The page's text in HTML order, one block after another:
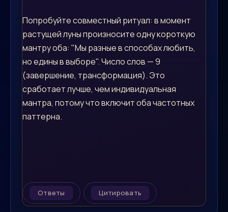
Попробуйте совместный ритуал: в момент
растущей луны произносите одну короткую
мантру оба: "Мы разные в способах любить,
но едины в выборе". Число слов — 9
(завершение, трансформация). Это
сработает лучше, чем индивидуальная
мантра, потому что включит оба частотных
паттерна.
Ответы Цитировать